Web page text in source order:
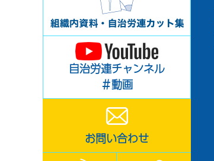
自治労連チャンネル
＃動画
お問い合わせ